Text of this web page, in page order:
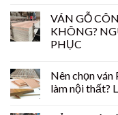
VÁN GỖ
KHÔNG?
PHỤC
Nên chọn ván
làm nội thất?